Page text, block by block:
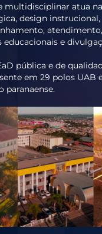
multidisciplinar atua
design instrucional,
educacionais e
pública e de
em 29 polos UAB
paranaense.